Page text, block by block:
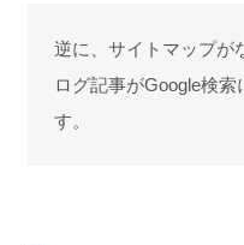
逆に、サイトマップが
ログ記事がGoogle検
す。